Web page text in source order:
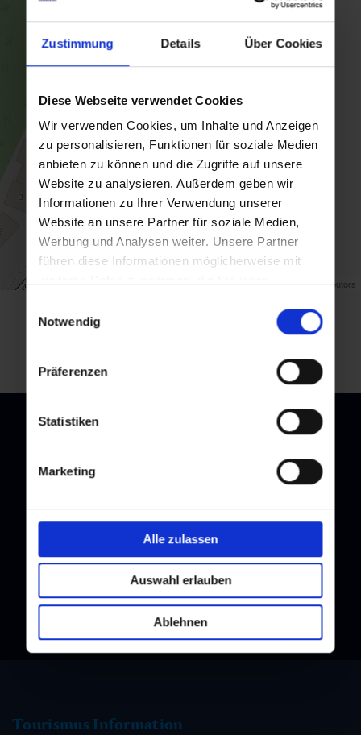
Zustimmung Details Über Cookies
Diese Webseite verwendet Cookies
Wir verwenden Cookies, um Inhalte und Anzeigen
zu personalisieren, Funktionen für soziale Medien
anbieten zu können und die Zugriffe auf unsere
Website zu analysieren. Außerdem geben wir
Informationen zu Ihrer Verwendung unserer
Website an unsere Partner für soziale Medien,
Werbung und Analysen weiter. Unsere Partner
führen diese Informationen möglicherweise mit
Nutzung der Dienste gesammelt haben.
Notwendig
Präferenzen
Statistiken
Marketing
Alle zulassen
Auswahl erlauben
Ablehnen
Map data ©OpenStreetMapcontributors
Zurück zur Übersicht
Melden Sie sich bei unserem Newsletter an, und bleiben Sie
immer am Laufenden!
Tourismus Information